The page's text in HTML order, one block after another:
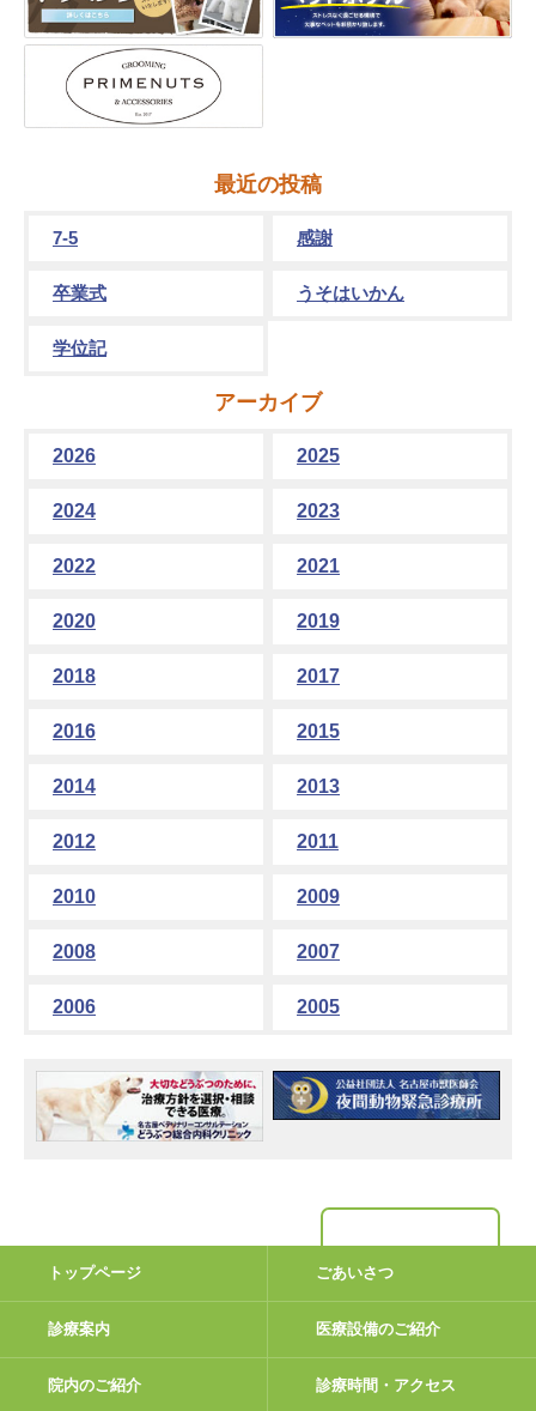
最近の投稿
7-5 感謝
卒業式 うそはいかん
学位記
アーカイブ
2026 2025
2024 2023
2022 2021
2020 2019
2018 2017
2016 2015
2014 2013
2012 2011
2010 2009
2008 2007
2006 2005
トップページ ごあいさつ
診療案内 医療設備のご紹介
院内のご紹介 診療時間・アクセス